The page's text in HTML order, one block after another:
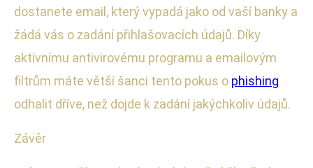
dostanete email, který vypadá jako od vaší banky a
žádá vás o zadání přihlašovacích údajů. Díky
aktivnímu antivirovému programu a emailovým
filtrům máte větší šanci tento pokus o phishing
odhalit dříve, než dojde k zadání jakýchkoliv údajů.
Závěr